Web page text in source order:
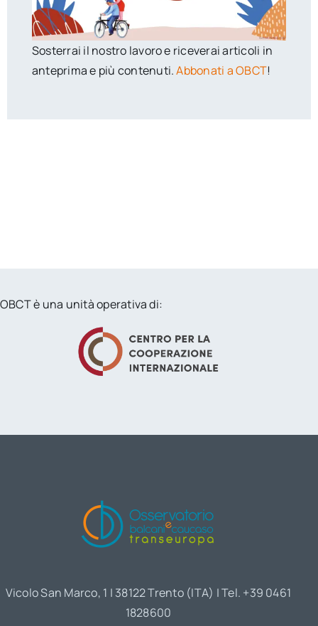
Sosterrai il nostro lavoro e riceverai articoli in
anteprima e più contenuti.Abbonati a OBCT!
OBCT è una unità operativa di:
Vicolo San Marco, 1 | 38122 Trento (ITA) | Tel. +39 0461
1828600